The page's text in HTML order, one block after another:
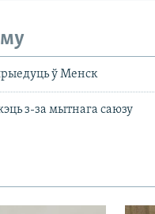
ў Менск
з-за мытнага саюзу